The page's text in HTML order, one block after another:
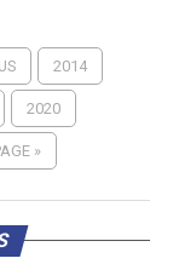
2014
2020
»